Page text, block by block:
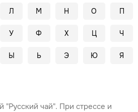
Л М Н О П
У Ф Х Ц Ч
Ы Ь Э Ю Я
"Русский чай". При стрессе и